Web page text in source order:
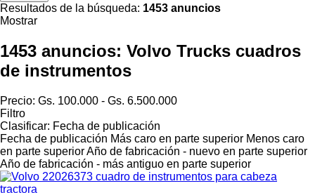
Resultados de la búsqueda: 1453 anuncios
Mostrar
1453 anuncios: Volvo Trucks cuadros
de instrumentos
Precio: Gs. 100.000 - Gs. 6.500.000
Filtro
Clasificar: Fecha de publicación
Fecha de publicación Más caro en parte superior Menos caro
en parte superiorAño de fabricación - nuevo en parte superior
Año de fabricación - más antiguo en parte superior